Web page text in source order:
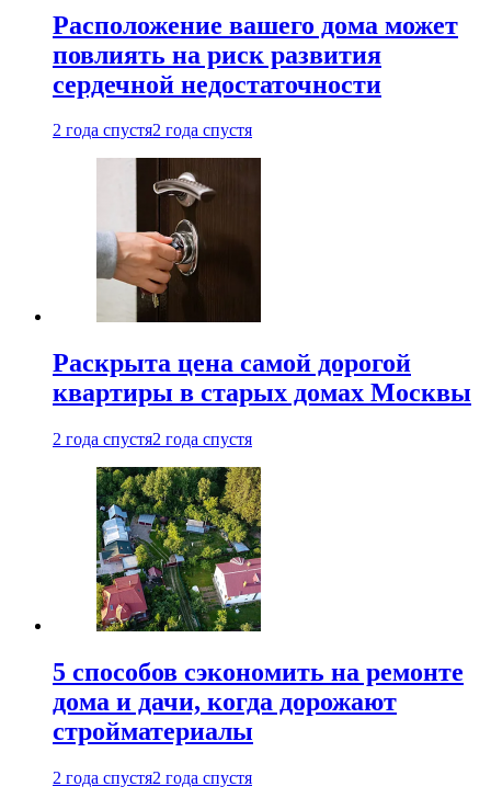
Расположение вашего дома может
повлиять на риск развития
сердечной недостаточности
2 года спустя2 года спустя
Раскрыта цена самой дорогой
квартиры в старых домах Москвы
2 года спустя2 года спустя
5 способов сэкономить на ремонте
дома и дачи, когда дорожают
стройматериалы
2 года спустя2 года спустя